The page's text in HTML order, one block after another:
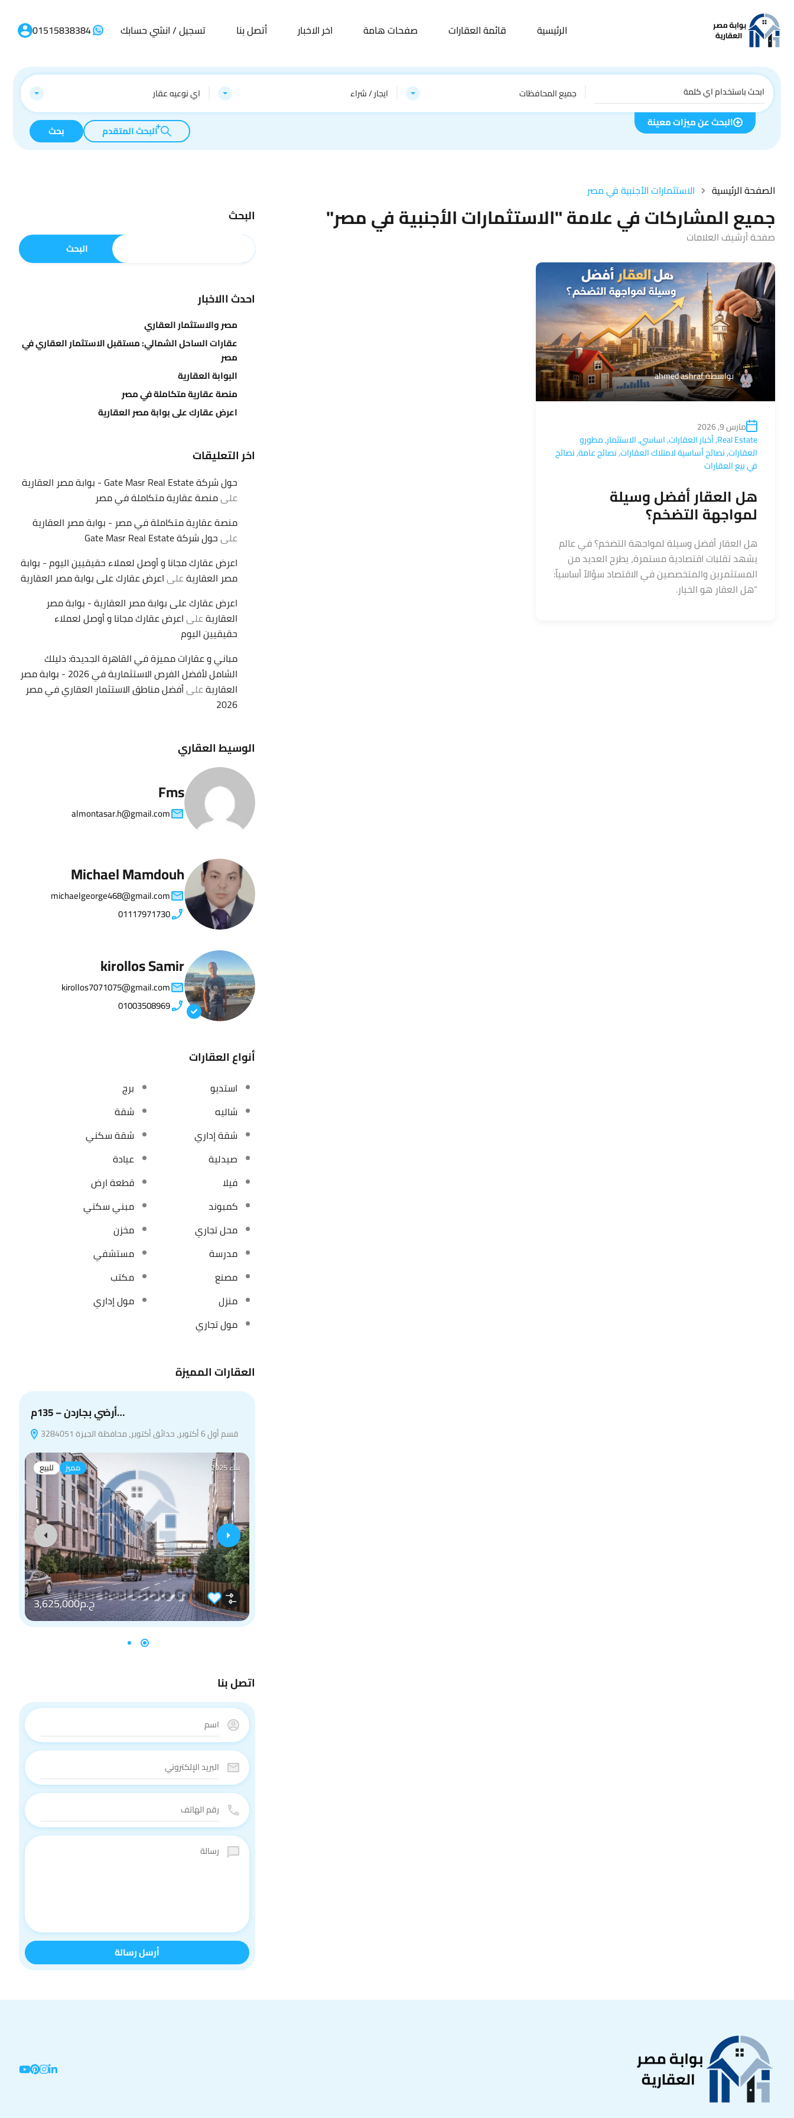
الرئيسية قائمة العقارات صفحات هامة اخر الاخبار أتصل بنا تسجيل / انشي حسابك 01515838384
جميع المحافظات ايجار / شراء اي نوعيه عقار
البحث عن ميزات معينة
البحث المتقدم بحث
الصفحة الرئيسية الاستثمارات الأجنبية في مصر
جميع المشاركات في علامة "الاستثمارات الأجنبية في مصر"
صفحة أرشيف العلامات
بواسطةahmed ashraf
مارس 9, 2026
Real Estate
,أخبار العقارات,اساسي,الاستثمار,مطورو
العقارات,نصائح أساسية لامتلاك العقارات,نصائح عامة,نصائح
في بيع العقارات
هل العقار أفضل وسيلة
لمواجهة التضخم؟
هل العقار أفضل وسيلة لمواجهة التضخم؟ في عالم
يشهد تقلبات اقتصادية مستمرة، يطرح العديد من
المستثمرين والمتخصصين في الاقتصاد سؤالاً أساسياً:
“هل العقار هو الخيار.
البحث
البحث
احدث االاخبار
مصر والاستثمار العقاري
عقارات الساحل الشمالي: مستقبل الاستثمار العقاري في
مصر
البوابة العقارية
منصة عقارية متكاملة في مصر
اعرض عقارك على بوابة مصر العقارية
اخر التعليقات
حول شركة Gate Masr Real Estate - بوابة مصر العقارية
علىمنصة عقارية متكاملة في مصر
منصة عقارية متكاملة في مصر - بوابة مصر العقارية
علىحول شركة Gate Masr Real Estate
اعرض عقارك مجانا و أوصل لعملاء حقيقيين اليوم - بوابة
مصر العقاريةعلىاعرض عقارك على بوابة مصر العقارية
اعرض عقارك على بوابة مصر العقارية - بوابة مصر
العقاريةعلىاعرض عقارك مجانا و أوصل لعملاء
حقيقيين اليوم
مباني و عقارات مميزة في القاهرة الجديدة: دليلك
الشامل لأفضل الفرص الاستثمارية في 2026 - بوابة مصر
العقاريةعلىأفضل مناطق الاستثمار العقاري في مصر
2026
الوسيط العقاري
Fms
almontasar.h@gmail.com
Michael Mamdouh
michaelgeorge468@gmail.com
01117971730
kirollos Samir
kirollos7071075@gmail.com
01003508969
أنواع العقارات
استديو
برج
شاليه
شقة
شقة إداري
شقة سكني
صيدلية
عيادة
فيلا
قطعة ارض
كمبوند
مبني سكني
محل تجاري
مخزن
مدرسة
مستشفي
مصنع
مكتب
منزل
مول إداري
مول تجاري
العقارات المميزة
أرضي بجاردن – 135م…
قسم أول 6 أكتوبر، حدائق أكتوبر، محافظة الجيزة 3284051
للبيع مميز بناء 2025
ج.م3,625,000
اتصل بنا